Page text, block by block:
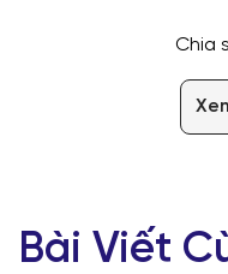
Chia
Bài Viết